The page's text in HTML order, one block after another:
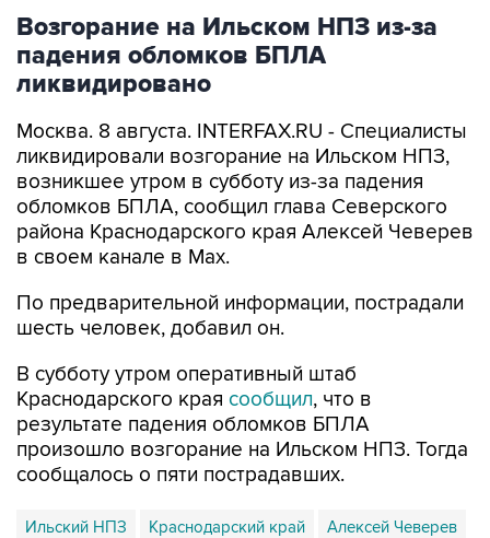
Возгорание на Ильском НПЗ из-за
падения обломков БПЛА
ликвидировано
Москва. 8 августа. INTERFAX.RU - Специалисты
ликвидировали возгорание на Ильском НПЗ,
возникшее утром в субботу из-за падения
обломков БПЛА, сообщил глава Северского
района Краснодарского края Алексей Чеверев
в своем канале в Max.
По предварительной информации, пострадали
шесть человек, добавил он.
В субботу утром оперативный штаб
Краснодарского края сообщил, что в
результате падения обломков БПЛА
произошло возгорание на Ильском НПЗ. Тогда
сообщалось о пяти пострадавших.
Ильский НПЗ Краснодарский край Алексей Чеверев